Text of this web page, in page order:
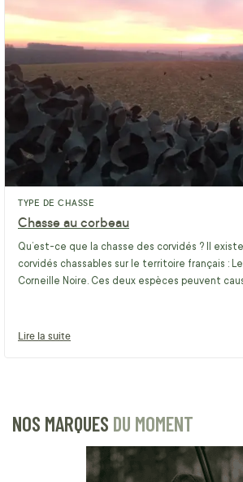
TYPE DE CHASSE
Chasse au corbeau
Qu’est-ce que la chasse des corvidés ? Il
corvidés chassables sur le territoire français :
Corneille Noire. Ces deux espèces peuvent
Lire la suite
NOS MARQUES DU MOMENT